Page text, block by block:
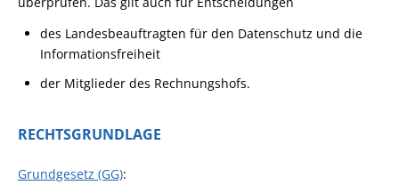
des Landesbeauftragten für den Datenschutz und die
Informationsfreiheit
der Mitglieder des Rechnungshofs.
RECHTSGRUNDLAGE
Grundgesetz (GG):